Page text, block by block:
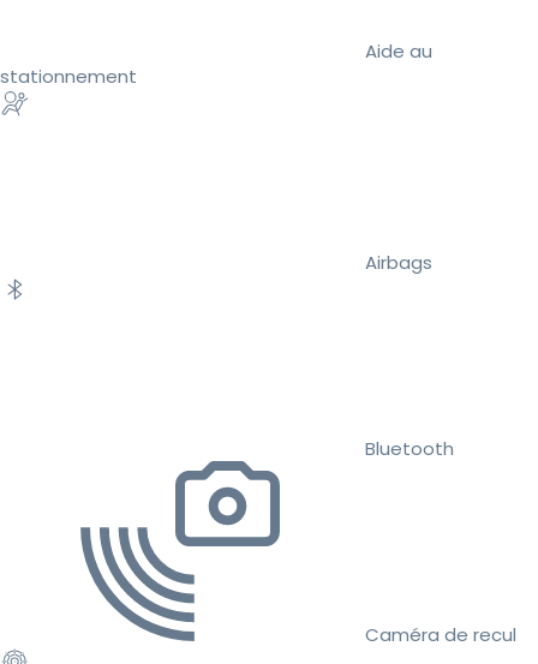
Aide au
stationnement
Airbags
Bluetooth
Caméra de recul